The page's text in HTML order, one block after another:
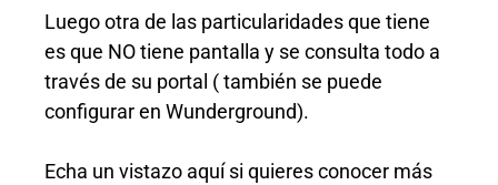
Luego otra de las particularidades que tiene
es que NO tiene pantalla y se consulta todo a
través de su portal ( también se puede
configurar en Wunderground).
Echa un vistazo aquí si quieres conocer más